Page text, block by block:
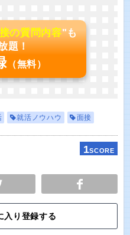
の質問内容"も
題！
（無料）
就活ノウハウ 面接
1SCORE
入り登録する